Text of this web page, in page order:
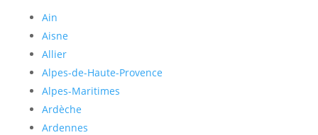
Ain
Aisne
Allier
Alpes-de-Haute-Provence
Alpes-Maritimes
Ardèche
Ardennes